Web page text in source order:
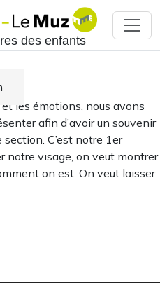
des enfants
les émotions, nous avons
afin d’avoir un souvenir
C’est notre 1er
notre visage, on veut montrer
on est. On veut laisser